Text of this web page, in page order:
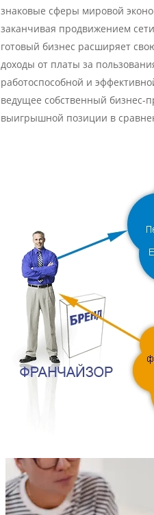
знаковые сферы мировой
заканчивая продвижением
готовый бизнес расширяет
доходы от платы за
работоспособной и
ведущее собственный бизнес-
выигрышной позиции в